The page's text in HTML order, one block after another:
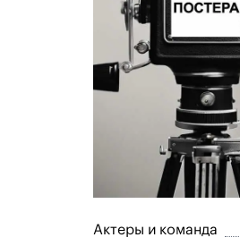
Актеры и команда